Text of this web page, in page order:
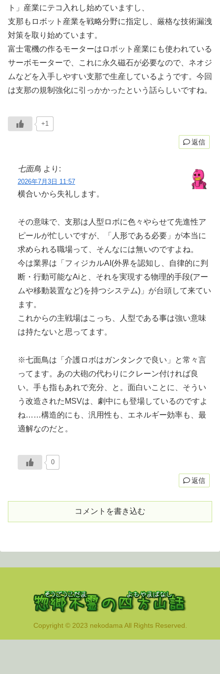
ト」産業にテコ入れし始めていますし、
支那もロボット産業を戦略分野に指定し、厳格な技術漏洩
対策を取り始めています。
富士電機の作るモーターはロボット産業にも使われている
サーボモーターで、これに永久磁石が必要なので、ネオジ
ムなどを入手しやすい支那で生産しているようです。今回
は支那の規制強化に引っかかったという話らしいですね。
+1
返信
七面鳥 より:
2026年7月3日 11:57
横合いから失礼します。
その意味で、支那は人型ロボに色々やらせて先進性ア
ピールが忙しいですが、「人形である必要」が本当に
求められる職場って、そんなには無いのですよね。
今は業界は「フィジカルAI(外界を認知し、自律的に判
断・行動可能なAiと、それを実現する物理的手段(アー
ムや移動装置など)を持つシステム)」が台頭して来てい
ます。
これからの主戦場はこっち、人型である事は強い意味
は持たないと思ってます。
※七面鳥は「介護ロボはガンタンクで良い」と常々言
ってます。あの大砲の代わりにクレーン付ければ良
い。手も指もあれで充分、と。面白いことに、そうい
う改造されたMSVは、劇中にも登場しているのですよ
ね……構造的にも、汎用性も、エネルギー効率も、最
適解なのだと。
0
返信
コメントを書き込む
Copyright © 2023 nekodama All Rights Reserved.